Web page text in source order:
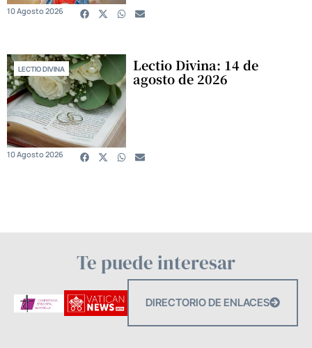
10 Agosto 2026
LECTIO DIVINA Lectio Divina: 14 de
agosto de 2026
10 Agosto 2026
Te puede interesar
DIRECTORIO DE ENLACES